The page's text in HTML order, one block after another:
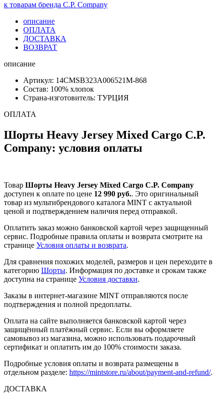
к товарам бренда C.P. Company
описание
ОПЛАТА
ДОСТАВКА
ВОЗВРАТ
описание
Артикул: 14CMSB323A006521M-868
Состав: 100% хлопок
Страна-изготовитель: ТУРЦИЯ
ОПЛАТА
Шорты Heavy Jersey Mixed Cargo C.P.
Company: условия оплаты
Товар Шорты Heavy Jersey Mixed Cargo C.P. Company
доступен к оплате по цене 12 990 руб.. Это оригинальный
товар из мультибрендового каталога MINT с актуальной
ценой и подтверждением наличия перед отправкой.
Оплатить заказ можно банковской картой через защищенный
сервис. Подробные правила оплаты и возврата смотрите на
странице Условия оплаты и возврата.
Для сравнения похожих моделей, размеров и цен переходите в
категорию Шорты. Информация по доставке и срокам также
доступна на странице Условия доставки.
Заказы в интернет-магазине MINT отправляются после
подтверждения и полной предоплаты.
Оплата на сайте выполняется банковской картой через
защищённый платёжный сервис. Если вы оформляете
самовывоз из магазина, можно использовать подарочный
сертификат и оплатить им до 100% стоимости заказа.
Подробные условия оплаты и возврата размещены в
отдельном разделе: https://mintstore.ru/about/payment-and-refund/.
ДОСТАВКА